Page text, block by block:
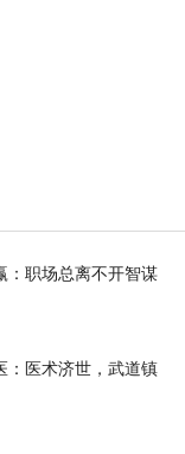
特朗普所乘直升机
：职场总离不开智谋
：医术济世，武道镇